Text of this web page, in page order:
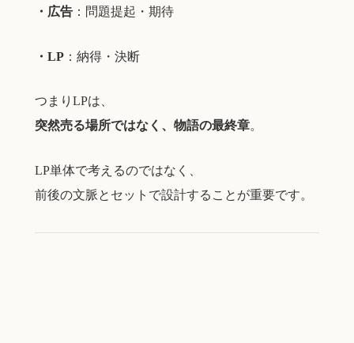
・広告 ：問題提起・期待
・LP ：納得・決断
つまりLPは、
突然売る場所ではなく、物語の最終章。
LP単体で考えるのではなく、
前後の文脈とセットで設計することが重要です。